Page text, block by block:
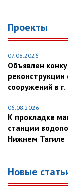
Проекты
07.08.2026
Объявлен
реконструкции
сооружений в
06.08.2026
К прокладке
станции
Нижнем Тагиле
Новые